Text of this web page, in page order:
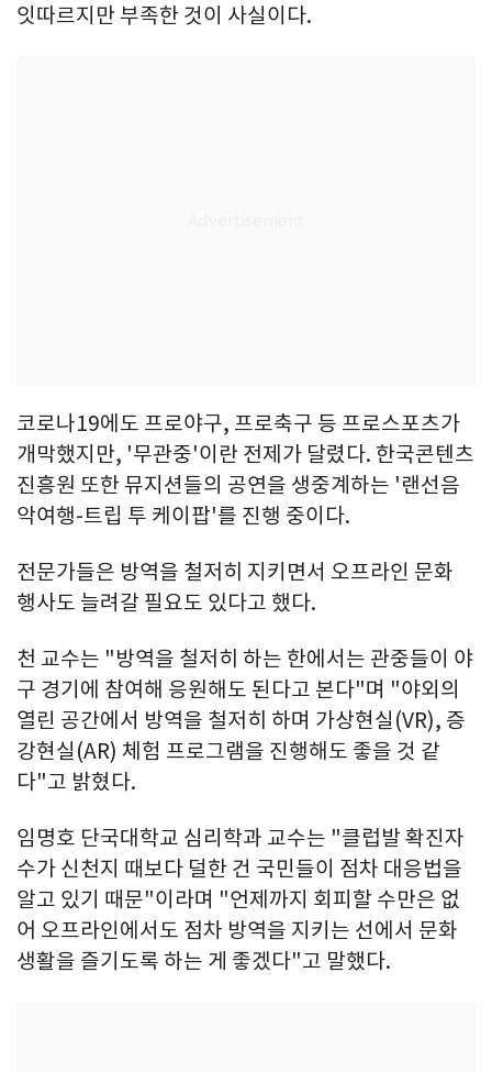
잇따르지만 부족한 것이 사실이다.
코로나19에도 프로야구, 프로축구 등 프로스포츠가
개막했지만, '무관중'이란 전제가 달렸다. 한국콘텐츠
진흥원 또한 뮤지션들의 공연을 생중계하는 '랜선음
악여행-트립 투 케이팝'를 진행 중이다.
전문가들은 방역을 철저히 지키면서 오프라인 문화
행사도 늘려갈 필요도 있다고 했다.
천 교수는 "방역을 철저히 하는 한에서는 관중들이 야
구 경기에 참여해 응원해도 된다고 본다"며 "야외의
열린 공간에서 방역을 철저히 하며 가상현실(VR), 증
강현실(AR) 체험 프로그램을 진행해도 좋을 것 같
다"고 밝혔다.
임명호 단국대학교 심리학과 교수는 "클럽발 확진자
수가 신천지 때보다 덜한 건 국민들이 점차 대응법을
알고 있기 때문"이라며 "언제까지 회피할 수만은 없
어 오프라인에서도 점차 방역을 지키는 선에서 문화
생활을 즐기도록 하는 게 좋겠다"고 말했다.